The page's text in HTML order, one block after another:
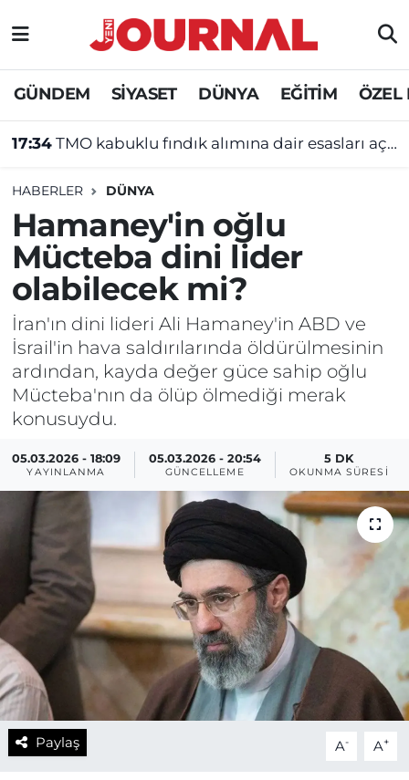
GÜNDEM SİYASET DÜNYA EĞİTİM ÖZEL
17:34 TMO kabuklu fındık alımına dair esasları açıkladı
HABERLER DÜNYA
Hamaney'in oğlu
Mücteba dini lider
olabilecek mi?
İran'ın dini lideri Ali Hamaney'in ABD ve
İsrail'in hava saldırılarında öldürülmesinin
ardından, kayda değer güce sahip oğlu
Mücteba'nın da ölüp ölmediği merak
konusuydu.
05.03.2026 - 18:09
YAYINLANMA
05.03.2026 - 20:54
GÜNCELLEME
5 DK
OKUNMA SÜRESI
Paylaş A- A+
GÜNDEM
SİYASET
EĞİTİM
ÖZEL HABER
Nöbetçi Eczaneler
Hava Durumu
Süper Lig Puan Durumu ve Fikstür
Tüm Manşetler
Son Dakika Haberleri
Haber Arşivi